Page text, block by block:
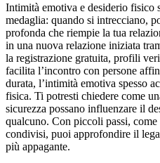
Intimità emotiva e desiderio fisico
medaglia: quando si intrecciano,
profonda che riempie la tua
in una nuova relazione iniziata
la registrazione gratuita, profili
facilita l’incontro con persone
durata, l’intimità emotiva spesso
fisica. Ti potresti chiedere come
sicurezza possano influenzare il
qualcuno. Con piccoli passi,
condivisi, puoi approfondire il
più appagante.